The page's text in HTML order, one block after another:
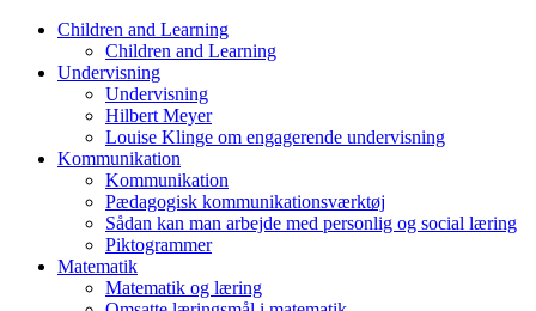
Skip
content
Children and Learning
Children and Learning
Undervisning
Undervisning
Hilbert Meyer
Louise Klinge om engagerende undervisning
Kommunikation
Kommunikation
Pædagogisk kommunikationsværktøj
Sådan kan man arbejde med personlig og social læring
Piktogrammer
Matematik
Matematik og læring